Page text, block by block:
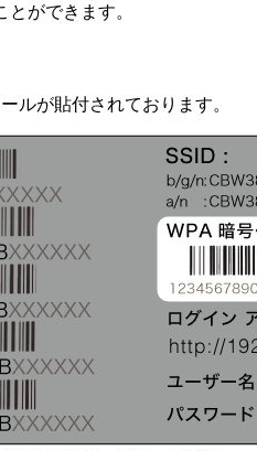
ができます。
ルが貼付されております。